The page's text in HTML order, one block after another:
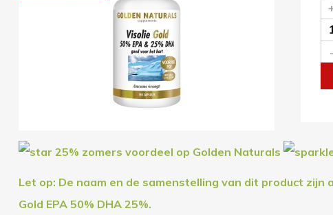
-
25% zomers voordeel op Golden Naturals
Let op: De naam en de samenstelling van dit product
Gold EPA 50% DHA 25%.